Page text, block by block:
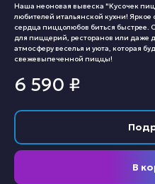
Наша неоновая вывеска "Кусочек
любителей итальянской кухни!
сердца пиццолюбов биться
для пиццерий, ресторанов или даже
атмосферу веселья и уюта, которая
свежевыпеченной пиццы!
6 590 ₽
В